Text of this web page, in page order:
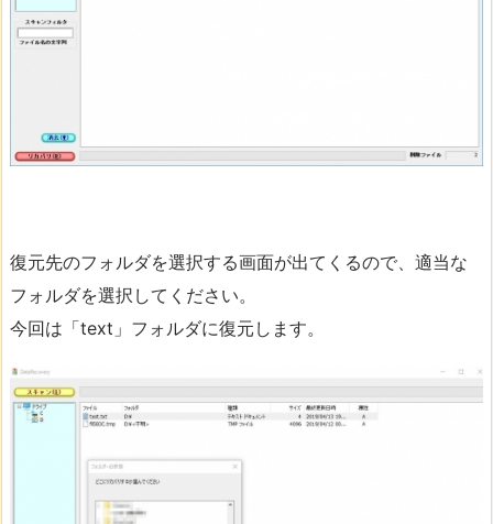
復元先のフォルダを選択する画面が出てくるので、適当な
フォルダを選択してください。
今回は「text」フォルダに復元します。